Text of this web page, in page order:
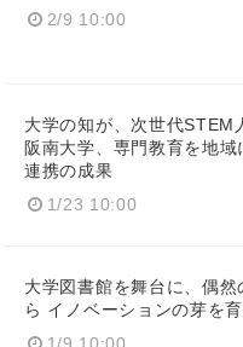
2/9 10:00
大学の知が、次世代STEM
阪南大学、専門教育を地域
連携の成果
1/23 10:00
大学図書館を舞台に、偶然
ら イノベーションの芽を
1/9 10:00